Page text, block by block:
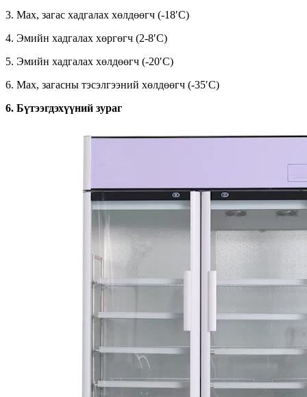
3. Мах, загас хадгалах хөлдөөгч (-18′C)
4. Эмийн хадгалах хөргөгч (2-8′C)
5. Эмийн хадгалах хөлдөөгч (-20′C)
6. Мах, загасны тэсэлгээний хөлдөөгч (-35′C)
6. Бүтээгдэхүүний зураг